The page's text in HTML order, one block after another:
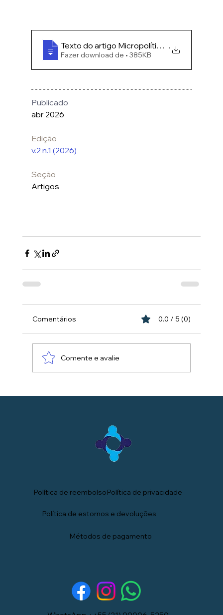
Texto do artigo Micropolíticas da alma O
.
Fazer download de • 385KB
Publicado
abr 2026
Edição
v.2 n.1 (2026)
Seção
Artigos
Comentários 0.0 / 5 (0)
Comente e avalie
Política de estornos e devoluções
Política de reembolsoPolítica de privacidade
Métodos de pagamento